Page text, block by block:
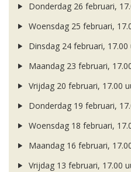
Donderdag 26 februari,
Woensdag 25 februari,
Dinsdag 24 februari, 17.00
Maandag 23 februari,
Vrijdag 20 februari, 17.00
Donderdag 19 februari,
Woensdag 18 februari,
Maandag 16 februari,
Vrijdag 13 februari, 17.00